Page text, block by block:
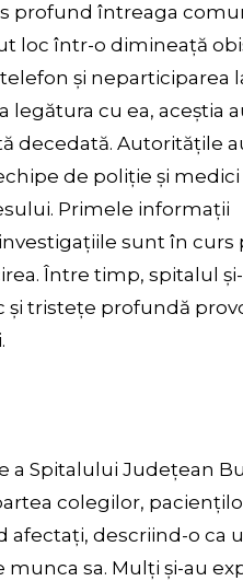
profund întreaga
loc într-o dimineață
și neparticiparea
cu ea, aceștia
decedată. Autoritățile
de poliție și
Primele informații
sunt în curs
Între timp, spitalul
și tristețe profundă
a Spitalului Județean
colegilor,
afectați, descriind-o ca
munca sa. Mulți și-au